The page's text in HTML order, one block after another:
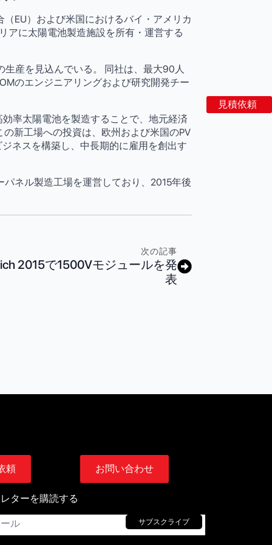
見積依頼
EU）および米国におけるバイ・アメリカ
アに太陽電池製造施設を所有・運営する
生産を見込んでいる。 同社は、最大90人
のエンジニアリングおよび研究開発チー
率太陽電池を製造することで、地元経済
新工場への投資は、欧州および米国のPV
ネスを構築し、中長期的に雇用を創出す
パネル製造工場を運営しており、2015年後
次の記事
2015で1500Vモジュールを発
表
頼 お問い合わせ
ターを購読する
サブスクライブ